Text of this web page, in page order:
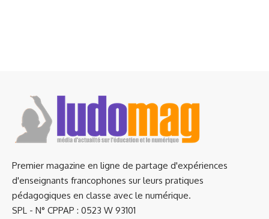
Premier magazine en ligne de partage d'expériences
d'enseignants francophones sur leurs pratiques
pédagogiques en classe avec le numérique.
SPL - N° CPPAP : 0523 W 93101